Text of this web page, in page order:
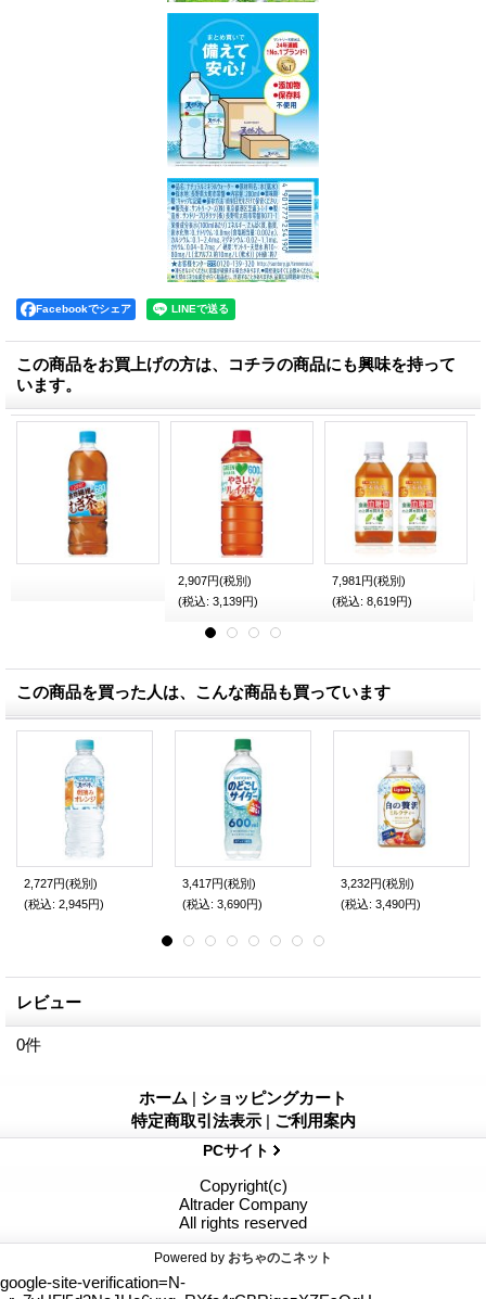
Facebookでシェア
この商品をお買上げの方は、コチラの商品にも興味を持って
います。
2,907円(税別)
(税込: 3,139円)
7,981円(税別)
(税込: 8,619円)
この商品を買った人は、こんな商品も買っています
2,727円(税別)
(税込: 2,945円)
3,417円(税別)
(税込: 3,690円)
3,232円(税別)
(税込: 3,490円)
レビュー
0件
ホーム | ショッピングカート
特定商取引法表示 | ご利用案内
PCサイト
Copyright(c)
Altrader Company
All rights reserved
Powered by おちゃのこネット
google-site-verification=N-